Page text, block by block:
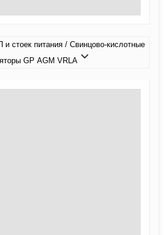
стоек питания / Свинцово-кислотные
GP AGM VRLA